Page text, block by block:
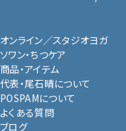
オンライン／スタジオヨガ
ソワン・ちつケア
商品・アイテム
代表・尾石晴について
POSPAMについて
よくある質問
ブログ